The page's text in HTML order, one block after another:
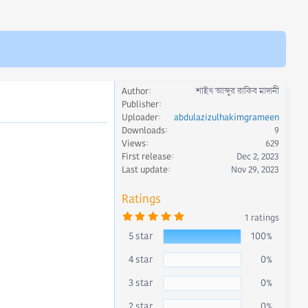
Author
শাইখ আব্দুর রাকিব মাদানী
Publisher
Uploader
abdulazizulhakimgrameen
Downloads
9
Views
629
First release
Dec 2, 2023
Last update
Nov 29, 2023
Ratings
5
0
0
s
a
r
1 ratings
5 star
100%
4 star
0%
3 star
0%